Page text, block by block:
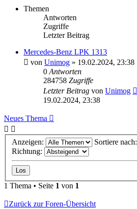
Themen
Antworten
Zugriffe
Letzter Beitrag
Mercedes-Benz LPK 1313
von Unimog » 19.02.2024, 23:38
0 Antworten
284758 Zugriffe
Letzter Beitrag von Unimog
19.02.2024, 23:38
Neues Thema
Anzeigen:
Sortiere nach:
Richtung:
1 Thema • Seite 1 von 1
Zurück zur Foren-Übersicht